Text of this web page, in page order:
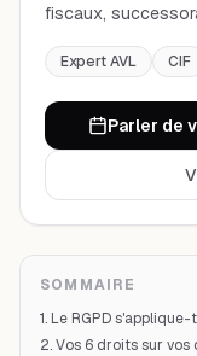
fiscaux,
Expert AVL CIF
Parler de
SOMMAIRE
1. Le RGPD
2. Vos 6 droits sur